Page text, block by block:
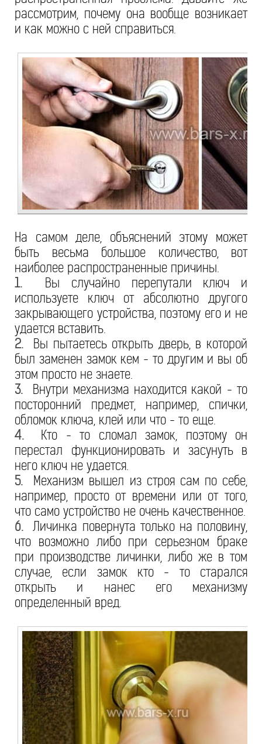
рассмотрим, почему она вообще возникает
и как можно с ней справиться.
На самом деле, объяснений этому может
быть весьма большое количество, вот
наиболее распространенные причины.
1. Вы случайно перепутали ключ и
используете ключ от абсолютно другого
закрывающего устройства, поэтому его и не
удается вставить.
2. Вы пытаетесь открыть дверь, в которой
был заменен замок кем - то другим и вы об
этом просто не знаете.
3. Внутри механизма находится какой - то
посторонний предмет, например, спички,
обломок ключа, клей или что - то еще.
4. Кто - то сломал замок, поэтому он
перестал функционировать и засунуть в
него ключ не удается.
5. Механизм вышел из строя сам по себе,
например, просто от времени или от того,
что само устройство не очень качественное.
6. Личинка повернута только на половину,
что возможно либо при серьезном браке
при производстве личинки, либо же в том
случае, если замок кто - то старался
открыть и нанес его механизму
определенный вред.